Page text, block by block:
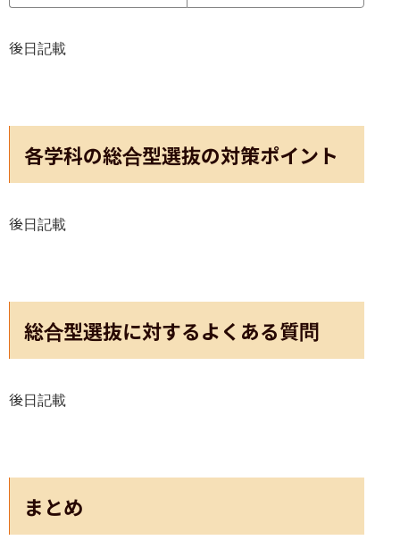
後日記載
各学科の総合型選抜の対策ポイント
後日記載
総合型選抜に対するよくある質問
後日記載
まとめ